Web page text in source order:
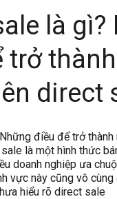
là gì?
trở
direct
điều để trở thành
là một hình thức
doanh nghiệp ưa
vực này cũng vô cùng
hiểu rõ direct sale